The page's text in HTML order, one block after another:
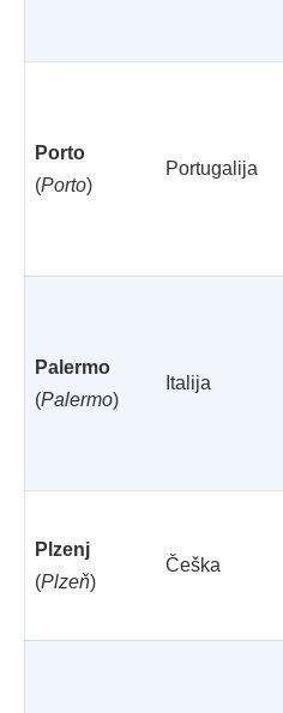
Porto
(Porto)
Portugalija
Palermo
(Palermo)
Italija
Plzenj
(Plzeň)
Češka